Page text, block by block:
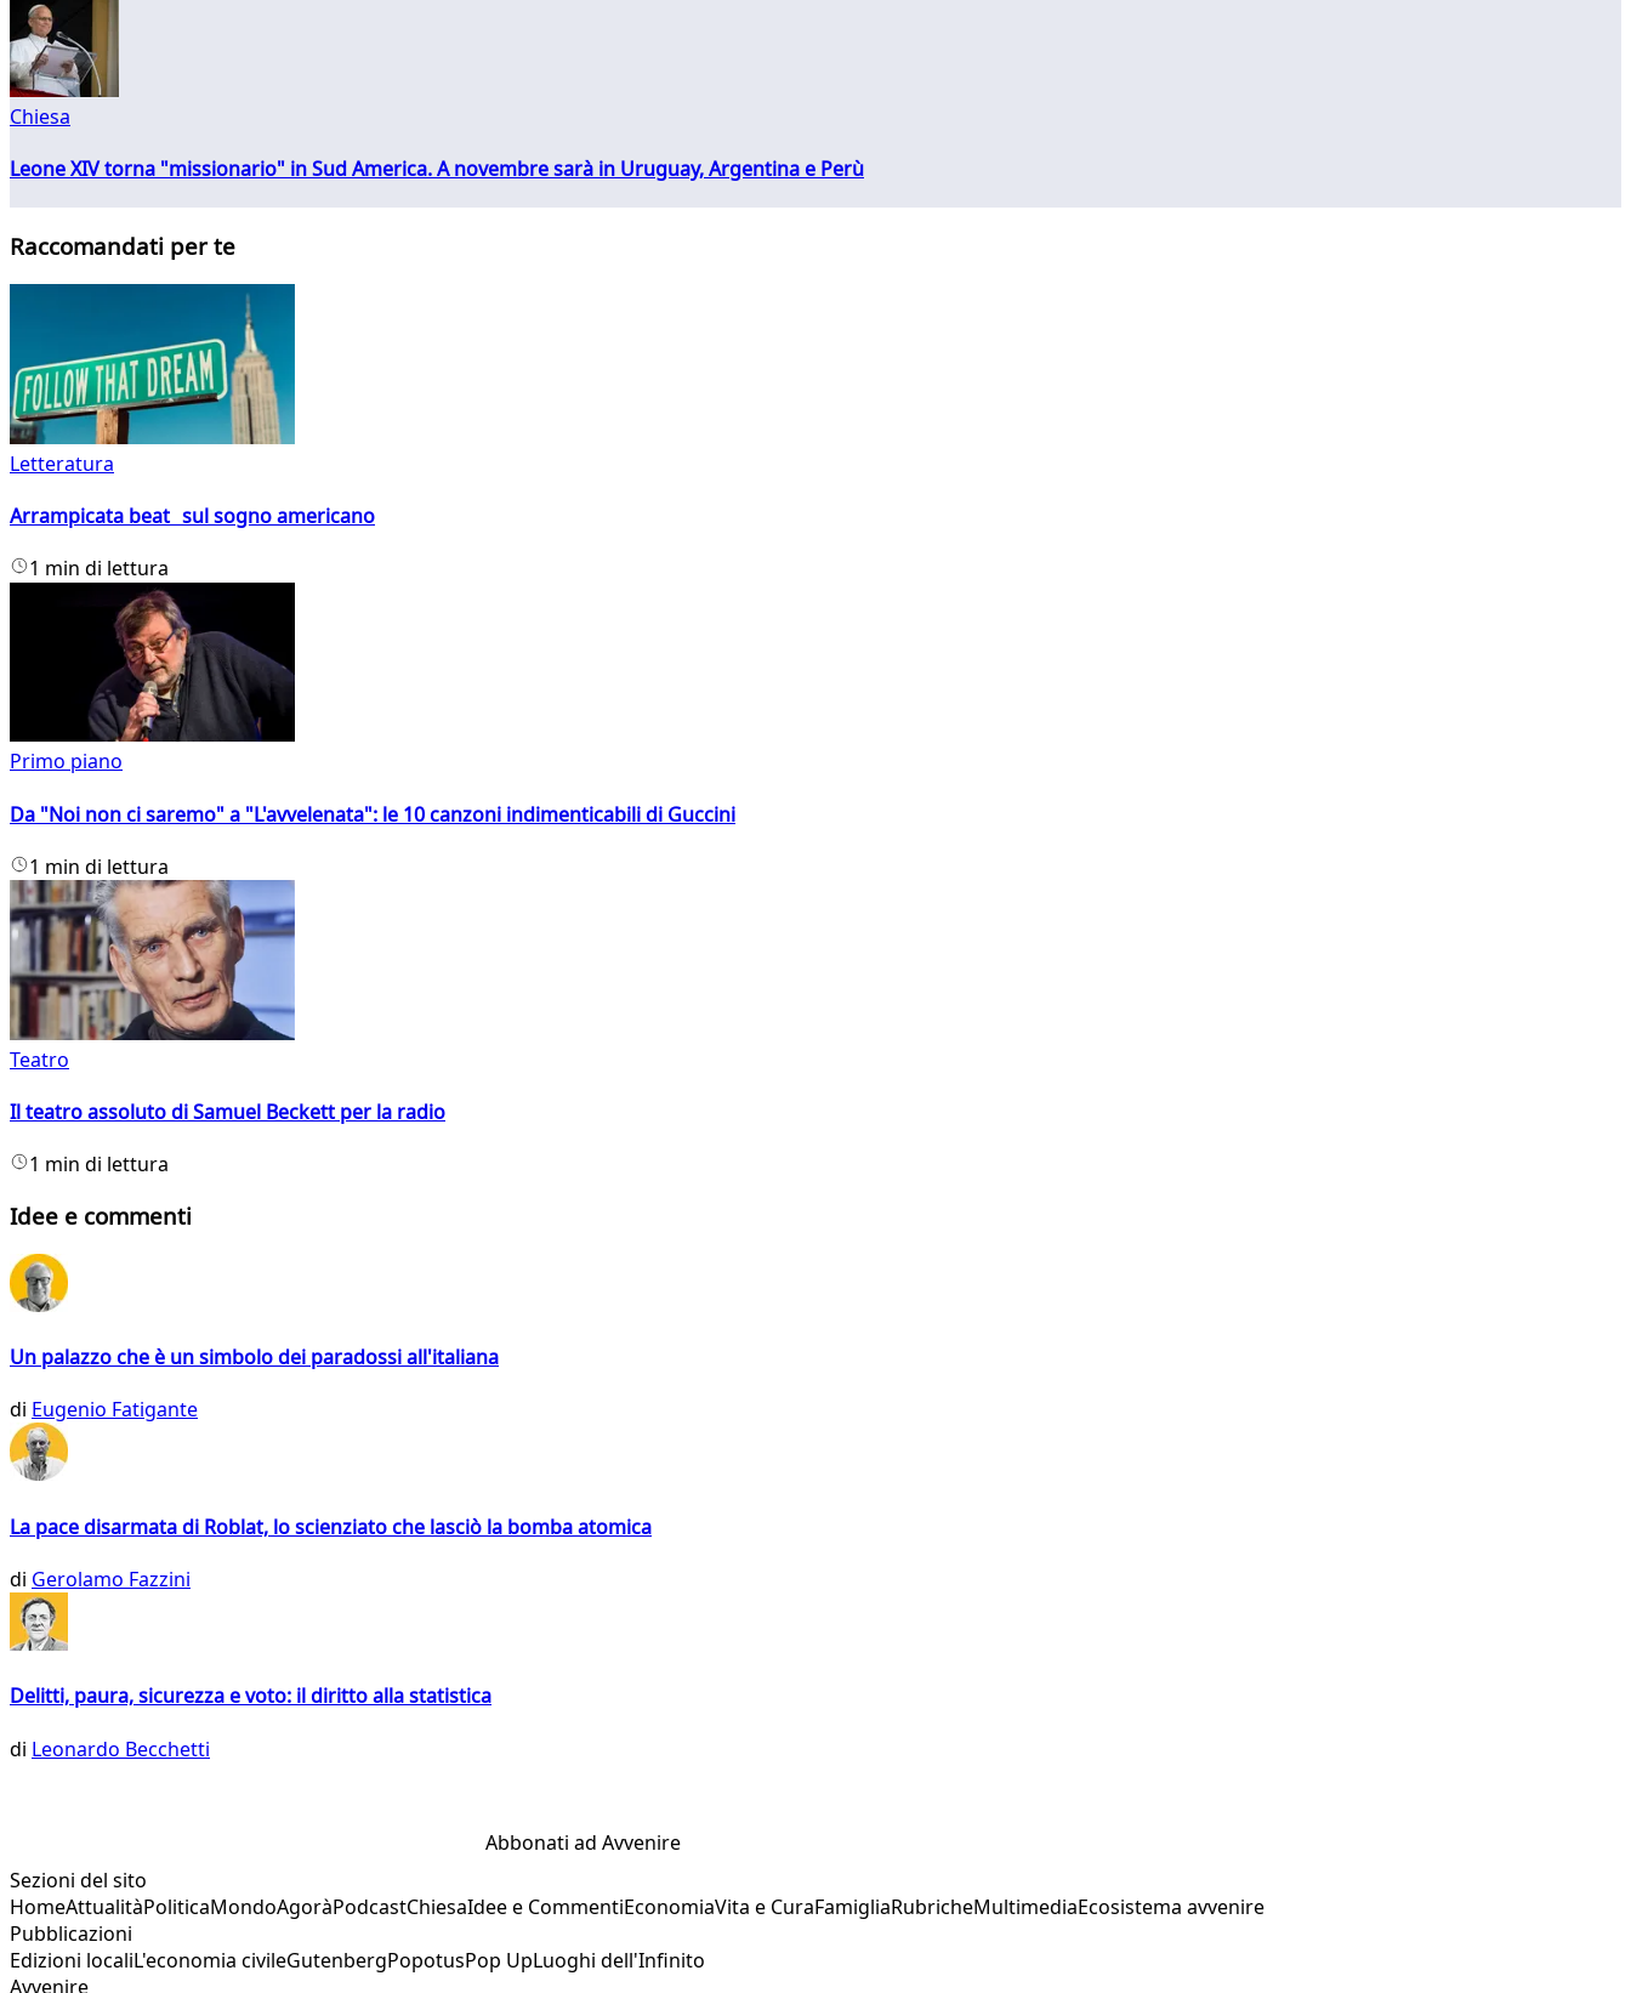
Chiesa
Leone XIV torna "missionario" in Sud America. A novembre sarà in Uruguay, Argentina e Perù
Raccomandati per te
Letteratura
Arrampicata beat sul sogno americano
1 min di lettura
Primo piano
Da "Noi non ci saremo" a "L'avvelenata": le 10 canzoni indimenticabili di Guccini
1 min di lettura
Teatro
Il teatro assoluto di Samuel Beckett per la radio
1 min di lettura
Idee e commenti
Un palazzo che è un simbolo dei paradossi all'italiana
di Eugenio Fatigante
La pace disarmata di Roblat, lo scienziato che lasciò la bomba atomica
di Gerolamo Fazzini
Delitti, paura, sicurezza e voto: il diritto alla statistica
di Leonardo Becchetti
Abbonati ad Avvenire
Sezioni del sito
HomeAttualitàPoliticaMondoAgoràPodcastChiesaIdee e CommentiEconomiaVita e CuraFamigliaRubricheMultimediaEcosistema avvenire
Pubblicazioni
Edizioni localiL'economia civileGutenbergPopotusPop UpLuoghi dell'Infinito
Avvenire